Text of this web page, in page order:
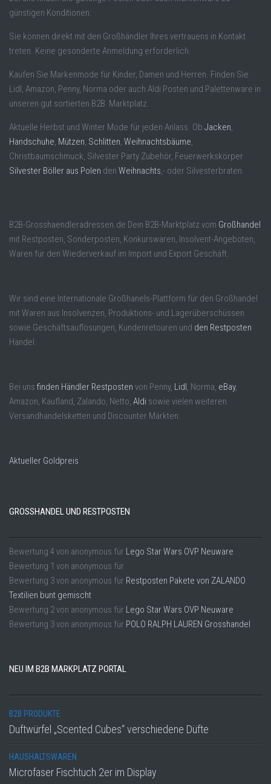
günstigen Konditionen.
Sie können direkt mit den Großhändler Ihres vertrauens in Kontakt
treten. Keine gesonderte Anmeldung erforderlich.
Kaufen Sie Markenmode für Kinder, Damen und Herren. Finden Sie
Lidl, Amazon, Penny, Norma oder auch Aldi Posten und Palettenware in
unseren gut sortierten B2B Marktplatz.
Aktuelle Herbst und Winter Mode für jeden Anlass. Ob Jacken,
Handschuhe, Mützen, Schlitten, Weihnachtsbäume,
Christbaumschmuck, Silvester Party Zubehör, Feuerwerkskörper
Silvester Böller aus Polen den Weihnachts,- oder Silvesterbraten.
B2B-Grosshaendleradressen.de Dein B2B-Marktplatz vom Großhandel
mit Restposten, Sonderposten, Konkurswaren, Insolvent-Angeboten,
Waren für den Wiederverkauf im Import und Export Geschäft.
Wir sind eine Internationale Großhanels-Plattform für den Großhandel
mit Waren aus Insolvenzen, Produktions- und Lagerüberschüssen
sowie Geschäftsauflösungen, Kundenretouren und den Restposten
Handel.
Bei uns finden Händler Restposten von Penny, Lidl , Norma, eBay,
Amazon, Kaufland, Zalando, Netto, Aldi sowie vielen weiteren
Versandhandelsketten und Discounter Märkten.
Aktueller Goldpreis
GROSSHANDEL UND RESTPOSTEN
Bewertung 4 von anonymous für Lego Star Wars OVP Neuware
Bewertung 1 von anonymous für
Bewertung 3von anonymous für Restposten Pakete von ZALANDO
Textilien bunt gemischt
Bewertung 2von anonymous für Lego Star Wars OVP Neuware
Bewertung 3von anonymous für POLO RALPH LAUREN Grosshandel
NEU IM B2B MARKPLATZ PORTAL
B2B PRODUKTE
Duftwürfel „Scented Cubes“ verschiedene Düfte
HAUSHALTSWAREN
Microfaser Fischtuch 2er im Display